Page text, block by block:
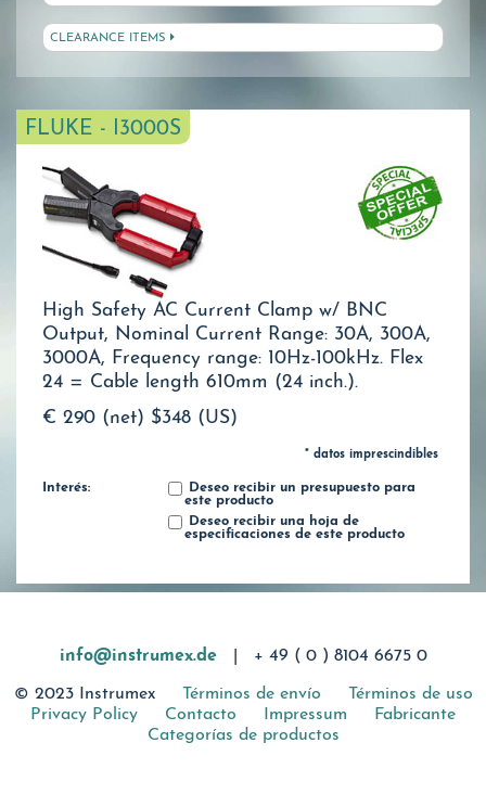
CLEARANCE ITEMS
FLUKE - I3000S
High Safety AC Current Clamp w/ BNC
Output, Nominal Current Range: 30A, 300A,
3000A, Frequency range: 10Hz-100kHz. Flex
24 = Cable length 610mm (24 inch.).
€ 290 (net) $348 (US)
* datos imprescindibles
Interés:
Deseo recibir un presupuesto para
este producto
Deseo recibir una hoja de
especificaciones de este producto
info@instrumex.de + 49 ( 0 ) 8104 6675 0
© 2023 Instrumex Términos de envío
Términos de uso
Privacy Policy
Contacto Impressum
Fabricante
Categorías de productos